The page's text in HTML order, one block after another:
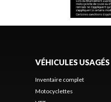
VÉHICULES USAGÉS
Inventaire complet
Motocyclettes